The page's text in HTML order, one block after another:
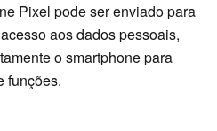
Pixel pode ser enviado para
aos dados pessoais,
o smartphone para
funções.